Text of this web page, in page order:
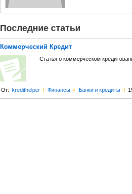
Последние статьи
Коммерческий Кредит
Статья о коммерческом
От: kredithelper l Финансы > Банки и кредиты l